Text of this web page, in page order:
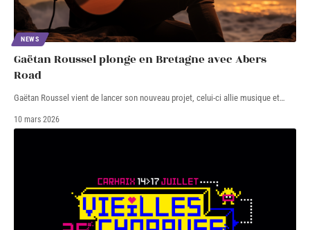
NEWS
Gaëtan Roussel plonge en Bretagne avec Abers
Road
Gaëtan Roussel vient de lancer son nouveau projet, celui-ci allie musique et…
10 mars 2026